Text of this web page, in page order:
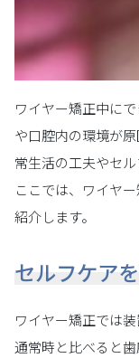
ワイヤー矯正中に
や口腔内の環境が
常生活の工夫やセ
ここでは、ワイヤ
紹介します。
セルフケア
ワイヤー矯正では
通常時と比べると